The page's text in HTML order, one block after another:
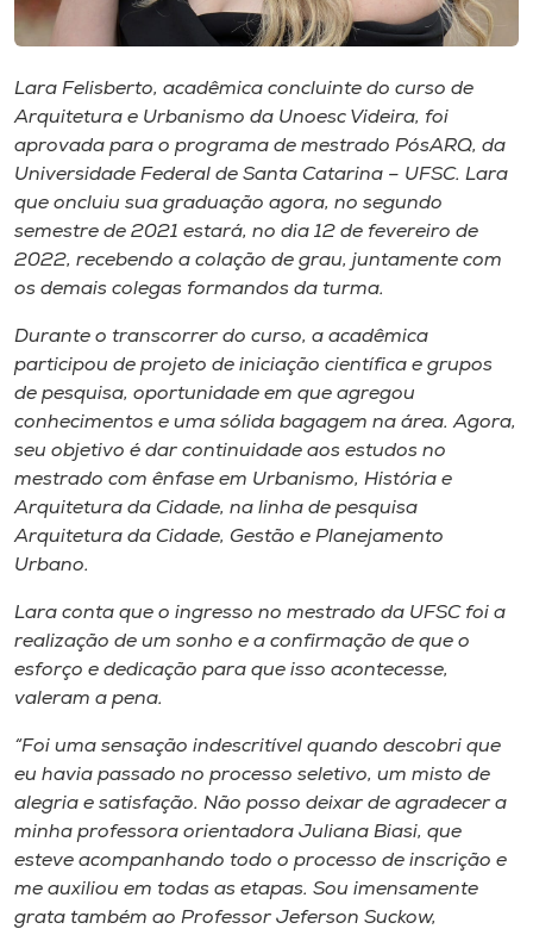
Selecione
A+
A-
Lara Felisberto, acadêmica concluinte do curso de
Arquitetura e Urbanismo da Unoesc Videira, foi
aprovada para o programa de mestrado PósARQ, da
Universidade Federal de Santa Catarina – UFSC. Lara
que oncluiu sua graduação agora, no segundo
semestre de 2021 estará, no dia 12 de fevereiro de
2022, recebendo a colação de grau, juntamente com
os demais colegas formandos da turma.
Durante o transcorrer do curso, a acadêmica
participou de projeto de iniciação científica e grupos
de pesquisa, oportunidade em que agregou
conhecimentos e uma sólida bagagem na área. Agora,
seu objetivo é dar continuidade aos estudos no
mestrado com ênfase em Urbanismo, História e
Arquitetura da Cidade, na linha de pesquisa
Arquitetura da Cidade, Gestão e Planejamento
Urbano.
Lara conta que o ingresso no mestrado da UFSC foi a
realização de um sonho e a confirmação de que o
esforço e dedicação para que isso acontecesse,
valeram a pena.
“Foi uma sensação indescritível quando descobri que
eu havia passado no processo seletivo, um misto de
alegria e satisfação. Não posso deixar de agradecer a
minha professora orientadora Juliana Biasi, que
esteve acompanhando todo o processo de inscrição e
me auxiliou em todas as etapas. Sou imensamente
grata também ao Professor Jeferson Suckow,